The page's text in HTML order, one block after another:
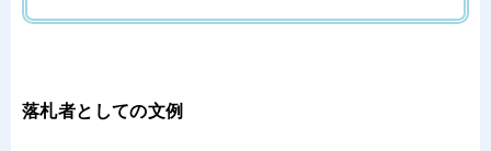
落札者としての文例